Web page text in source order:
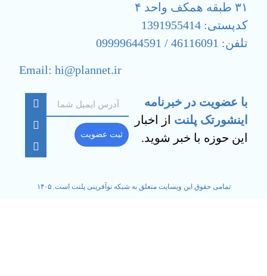
۳۱ طبقه همکف واحد ۴
کدپستی: 1391955414
تلفن: 46116091 / 09999644591
Email: hi@plannet.ir
با عضویت در خبرنامه
اینشورتک پلنت از اخبار
این حوزه با خبر شوید.
ثبت عضویت
تمامی حقوق این وبسایت متعلق به شبکه نوآفرینی پلنت است. ۱۴۰۵